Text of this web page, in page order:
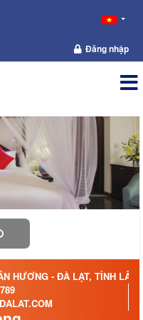
Đăng nhập
HƯƠNG - ĐÀ LẠT, TỈNH LÂM